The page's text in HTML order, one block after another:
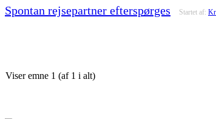
Spontan rejsepartner efterspørges Startet af:
Viser emne 1 (af 1 i alt)